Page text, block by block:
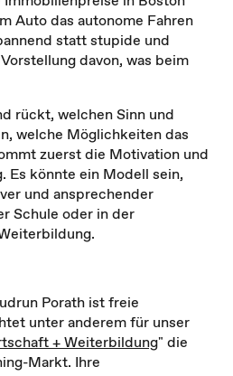
Auto das autonome Fahren
statt stupide und
davon, was beim
rückt, welchen Sinn und
welche Möglichkeiten das
zuerst die Motivation und
Es könnte ein Modell sein,
und ansprechender
Schule oder in der
Porath ist freie
unter anderem für unser
+ Weiterbildung" die
Markt. Ihre